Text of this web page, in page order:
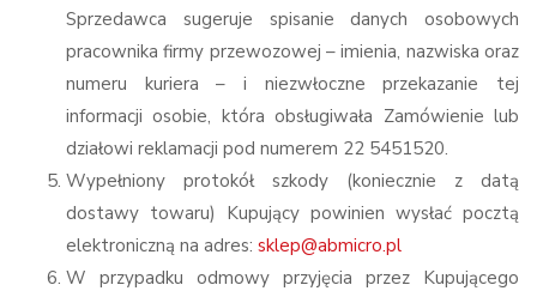
Sprzedawca sugeruje spisanie danych osobowych
pracownika firmy przewozowej – imienia, nazwiska oraz
numeru kuriera – i niezwłoczne przekazanie tej
informacji osobie, która obsługiwała Zamówienie lub
działowi reklamacji pod numerem 22 5451520.
Wypełniony protokół szkody (koniecznie z datą
dostawy towaru) Kupujący powinien wysłać pocztą
elektroniczną na adres: sklep@abmicro.pl
W przypadku odmowy przyjęcia przez Kupującego